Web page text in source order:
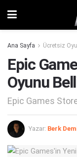
Ana Sayfa Ücretsiz
Epic
Oyunu
Epic Games
Yazar: Berk